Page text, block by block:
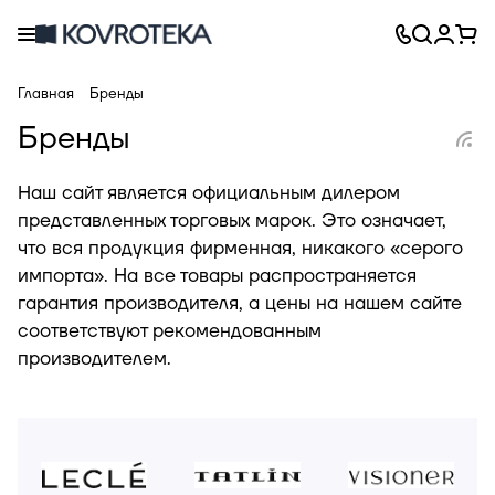
Главная Бренды
Бренды
Наш сайт является официальным дилером
представленных торговых марок. Это означает,
что вся продукция фирменная, никакого «серого
импорта». На все товары распространяется
гарантия производителя, а цены на нашем сайте
соответствуют рекомендованным
производителем.